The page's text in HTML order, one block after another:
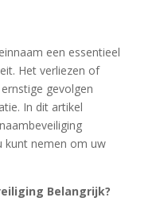
een essentieel
Het verliezen of
gevolgen
In dit artikel
kunt nemen om uw
Belangrijk?